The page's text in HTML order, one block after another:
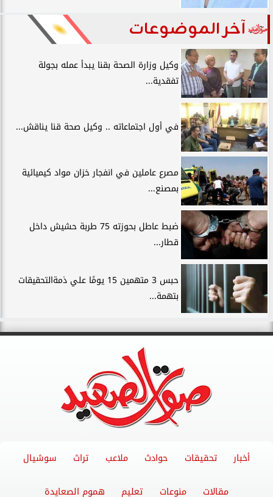
آخر الموضوعات
وكيل وزارة الصحة بقنا يبدأ عمله بجولة
تفقدية...
في أول اجتماعاته .. وكيل صحة قنا يناقش...
مصرع عاملين في انفجار خزان مواد كيميائية
بمصنع...
ضبط عاطل بحوزته 75 طربة حشيش داخل
قطار...
حبس 3 متهمين 15 يومًا علي ذمةالتحقيقات
بتهمة...
أخبار تحقيقات حوادث ملاعب تراث سوشيال
مقالات منوعات تعليم هموم الصعايدة